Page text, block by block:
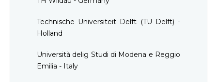
Technische Universiteit Delft (TU Delft) -
Holland
Università delig Studi di Modena e Reggio
Emilia - Italy